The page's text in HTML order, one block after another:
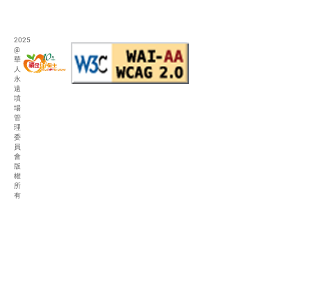
2025
@
華
人
永
遠
墳
場
管
理
委
員
會
版
權
所
有